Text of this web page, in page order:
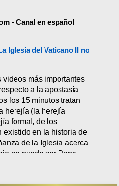
- Canal en español
Iglesia del Vaticano II no
videos más importantes
a la apostasía
los 15 minutos tratan
herejía (la herejía
formal, de los
existido en la historia de
de la Iglesia acerca
no puede ser Papa,
aún más
de los 20 minutos, en